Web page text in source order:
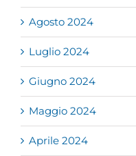
Agosto 2024
Luglio 2024
Giugno 2024
Maggio 2024
Aprile 2024